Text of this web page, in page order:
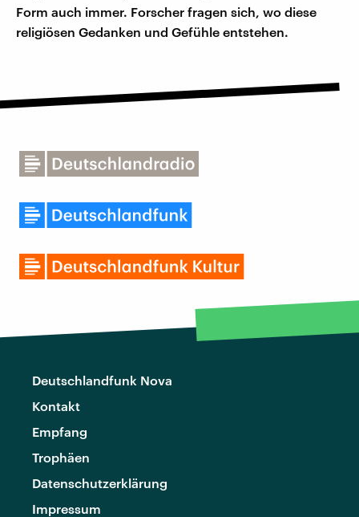
Form auch immer. Forscher fragen sich, wo diese
religiösen Gedanken und Gefühle entstehen.
Deutschlandfunk Nova
Kontakt
Empfang
Trophäen
Datenschutzerklärung
Impressum